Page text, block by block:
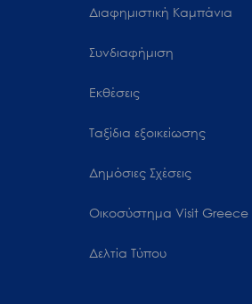
Διαφημιστική Καμπάνια
Συνδιαφήμιση
Εκθέσεις
Ταξίδια εξοικείωσης
Δημόσιες Σχέσεις
Oικοσύστημα Visit Greece
Δελτία Τύπου